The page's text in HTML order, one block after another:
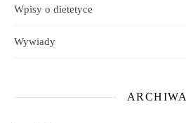
Wpisy o dietetyce
Wywiady
ARCHIWA